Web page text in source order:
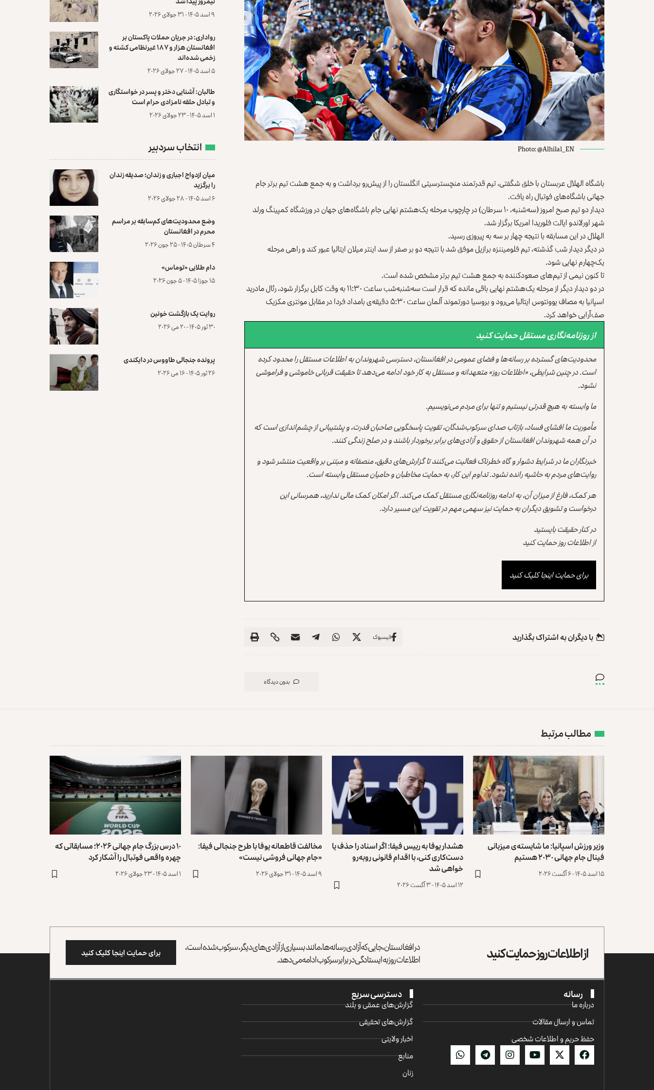
Photo: @Alhilal_EN
باشگاه الهلال عربستان با خلق شگفتی، تیم قدرتمند منچسترسیتی ‏انگلستان را از پیش‌رو برداشت و به جمع هشت تیم برتر جام
‏جهانی باشگاه‌های فوتبال راه یافت.‏
دیدار دو تیم صبح امروز (سه‌شنبه، ۱۰ سرطان) در چارچوب ‏مرحله یک‌هشتم نهایی جام باشگاه‌های جهان در ورزشگاه کمپینگ ‏ورلد
شهر اورلاندو ایالت فلوریدا امریکا برگزار شد.‏
الهلال در این مسابقه با نتیجه چهار بر سه به پیروزی رسید.‏
در دیگر دیدار شب گذشته، تیم فلومیننزه برازیل موفق شد با نتیجه ‌‏دو بر صفر از سد اینتر میلان ایتالیا عبور کند و راهی مرحله
‏یک‌چهارم نهایی شود.‏
تا کنون نیمی از تیم‌های صعودکننده به جمع هشت تیم برتر مشخص ‏شده است.‏
در دو دیدار دیگر از مرحله یک‌هشتم نهایی باقی مانده که قرار ‏است سه‌شنبه‌شب ساعت ۱۱:۳۰ به وقت کابل برگزار شود، ‏رئال مادرید
اسپانیا به مصاف یوونتوس ایتالیا می‌رود و بروسیا ‏دورتموند آلمان ساعت ۵:۳۰ دقیقه‌ی بامداد فردا در مقابل مونتری مکزیک
‏صف‌آرایی خواهد کرد.‏
از روزنامه‌نگاری مستقل حمایت کنید
محدودیت‌های گسترده بر رسانه‌ها و فضای عمومی در افغانستان، دسترسی شهروندان به اطلاعات مستقل را محدود کرده
است. در چنین شرایطی، «اطلاعات روز» متعهدانه و مستقل به کار خود ادامه می‌دهد تا حقیقت قربانی خاموشی و فراموشی
نشود.
ما وابسته به هیچ قدرتی نیستیم و تنها برای مردم می‌نویسیم.
مأموریت ما افشای فساد، بازتاب صدای سرکوب‌شدگان، تقویت پاسخگویی صاحبان قدرت، و پشتیبانی از چشم‌اندازی است که
در آن همه شهروندان افغانستان از حقوق و آزادی‌های برابر برخوردار باشند و در صلح زندگی کنند.
خبرنگاران ما در شرایط دشوار و گاه خطرناک فعالیت می‌کنند تا گزارش‌های دقیق، منصفانه و مبتنی بر واقعیت منتشر شود و
روایت‌های مردم به حاشیه رانده نشود. تداوم این کار، به حمایت مخاطبان و حامیان مستقل وابسته است.
هر کمک، فارغ از میزان آن، به ادامه روزنامه‌نگاری مستقل کمک می‌کند. اگر امکان کمک مالی ندارید، همرسانی این
درخواست و تشویق دیگران به حمایت نیز سهمی مهم در تقویت این مسیر دارد.
در کنار حقیقت بایستید
از اطلاعات روز حمایت کنید
برای حمایت اینجا کلیک کنید
با دیگران به‌‌ اشتراک بگذارید فیسبوک
بدون دیدگاه
۹ اسد ۱۴۰۵ - ۳۱ جولای ۲۰۲۶
رواداری: در جریان حملات پاکستان بر
افغانستان هزار و ۱۸۷ غیرنظامی کشته و
زخمی شده‌اند
۵ اسد ۱۴۰۵ - ۲۷ جولای ۲۰۲۶
طالبان: آشنایی دختر و پسر در خواستگاری
و تبادل حلقه نامزادی حرام است
۱ اسد ۱۴۰۵ - ۲۳ جولای ۲۰۲۶
انتخاب سردبیر
میان ازدواج اجباری و زندان؛ صدیقه زندان
را برگزید
۶ اسد ۱۴۰۵ - ۲۸ جولای ۲۰۲۶
وضع محدودیت‌های کم‌سابقه بر مراسم
محرم در افغانستان
۴ سرطان ۱۴۰۵ - ۲۵ جون ۲۰۲۶
دام طلایی «توماس»
۱۵ جوزا ۱۴۰۵ - ۵ جون ۲۰۲۶
روایت یک بازگشت خونین
۳۰ ثور ۱۴۰۵ - ۲۰ می ۲۰۲۶
پرونده‌ جنجالی طاووس در دایکندی
۲۶ ثور ۱۴۰۵ - ۱۶ می ۲۰۲۶
مطالب مرتبط
وزیر ورزش اسپانیا: ما شایسته‌ی میزبانی
فینال جام جهانی ۲۰۳۰ هستیم
۱۵ اسد ۱۴۰۵ - ۶ آگست ۲۰۲۶
هشدار یوفا به رییس فیفا: اگر اسناد را حذف یا
دست‌کاری کنی، با اقدام قانونی روبه‌رو
خواهی شد
۱۲ اسد ۱۴۰۵ - ۳ آگست ۲۰۲۶
مخالفت قاطعانه یوفا با طرح جنجالی فیفا:
«جام جهانی فروشی نیست»
۹ اسد ۱۴۰۵ - ۳۱ جولای ۲۰۲۶
۱۰ درس بزرگ جام جهانی ۲۰۲۶؛ مسابقاتی که
چهره واقعی فوتبال را آشکار کرد
۱ اسد ۱۴۰۵ - ۲۳ جولای ۲۰۲۶
از اطلاعات روز حمایت کنید در افغانستان، جایی که آزادی رسانه‌ها، مانند بسیاری از آزادی‌های دیگر، سرکوب شده است،
اطلاعات روز به ایستادگی در برابر سرکوب ادامه می‌دهد. برای حمایت اینجا کلیک کنید
رسانه
درباره ما
تماس و ارسال مقالات
حفظ حریم و اطلاعات شخصی
دسترسی سریع
گزارش‌‌های عمقی و بلند
گزارش‌های تحقیقی
اخبار ولایتی
منابع
زنان